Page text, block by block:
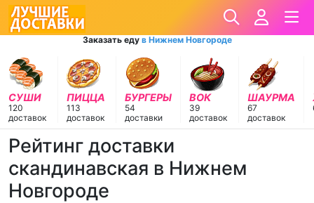
Заказать еду в Нижнем Новгороде
СУШИ
120
доставок
ПИЦЦА
113
доставок
БУРГЕРЫ
54
доставки
ВОК
39
доставок
ШАУРМА
67
доставок
Рейтинг доставки
скандинавская в Нижнем
Новгороде